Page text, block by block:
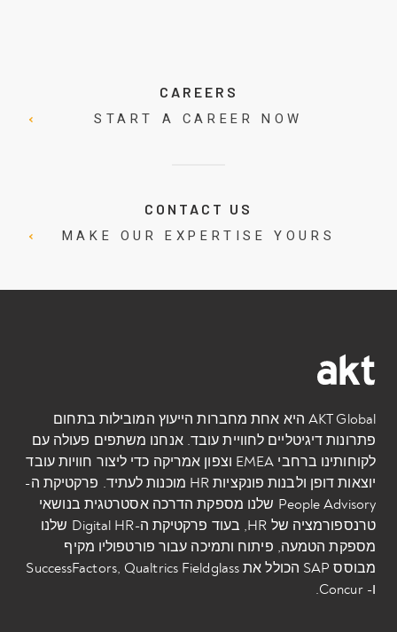
CAREERS
START A CAREER NOW
CONTACT US
MAKE OUR EXPERTISE YOURS
AKT Global היא אחת מחברות הייעוץ המובילות בתחום
פתרונות דיגיטליים לחוויית עובד. אנחנו משתפים פעולה עם
לקוחותינו ברחבי EMEA וצפון אמריקה כדי ליצור חוויות עובד
יוצאות דופן ולבנות פונקציות HR מוכנות לעתיד. פרקטיקת ה-
People Advisory שלנו מספקת הדרכה אסטרטגית בנושאי
טרנספורמציה של HR, בעוד פרקטיקת ה-Digital HR שלנו
מספקת הטמעה, פיתוח ותמיכה עבור פורטפוליו מקיף
מבוסס SAP הכולל את SuccessFactors, Qualtrics Fieldglass
ו- Concur.